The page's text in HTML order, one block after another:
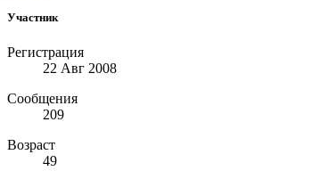
Участник
Регистрация
22 Авг 2008
Сообщения
209
Возраст
49